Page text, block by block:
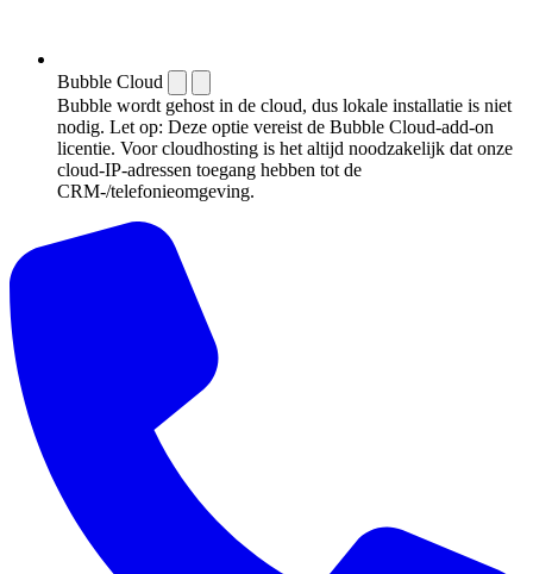
Bubble Cloud
Bubble wordt gehost in de cloud, dus lokale installatie is niet
nodig. Let op: Deze optie vereist de Bubble Cloud-add-on
licentie. Voor cloudhosting is het altijd noodzakelijk dat onze
cloud-IP-adressen toegang hebben tot de
CRM-/telefonieomgeving.